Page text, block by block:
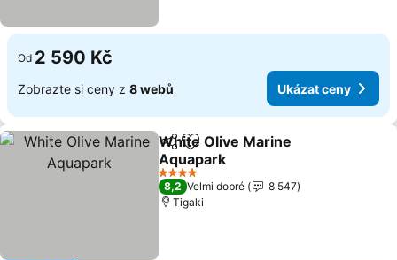
Od 2 590 Kč
Zobrazte si ceny z 8 webů Ukázat ceny
SdíletPřidat na seznam oblíbených
White Olive Marine
Aquapark
Ukázat ceny
4 Počet hvězdiček
8,2 Velmi dobré
8 547
Tigaki